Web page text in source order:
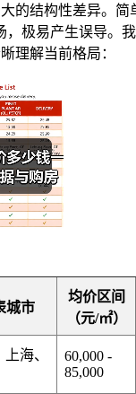
的结构性差异。简
，极易产生误导。
理解当前格局：
城市
均价区间
（元/㎡）
海、
60,000 -
85,000